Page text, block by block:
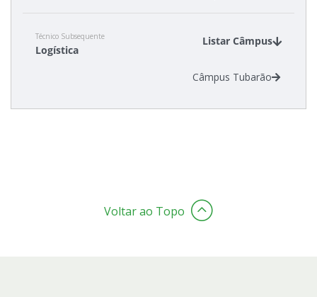
Técnico Subsequente
Logística
Listar Câmpus
Câmpus Tubarão
Voltar ao Topo